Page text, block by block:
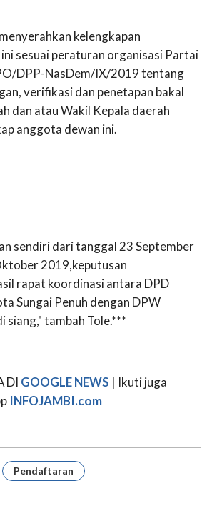
kelengkapan
sesuai peraturan organisasi Partai
DPP-NasDem/IX/2019 tentang
verifikasi dan penetapan bakal
dan atau Wakil Kepala daerah
anggota dewan ini.
sendiri dari tanggal 23 September
2019,keputusan
rapat koordinasi antara DPD
Sungai Penuh dengan DPW
siang," tambah Tole.***
DI GOOGLE NEWS | Ikuti juga
INFOJAMBI.com
Pendaftaran